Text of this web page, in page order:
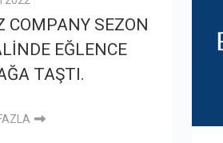
COMPANY SEZON
EĞLENCE
TAŞTI.